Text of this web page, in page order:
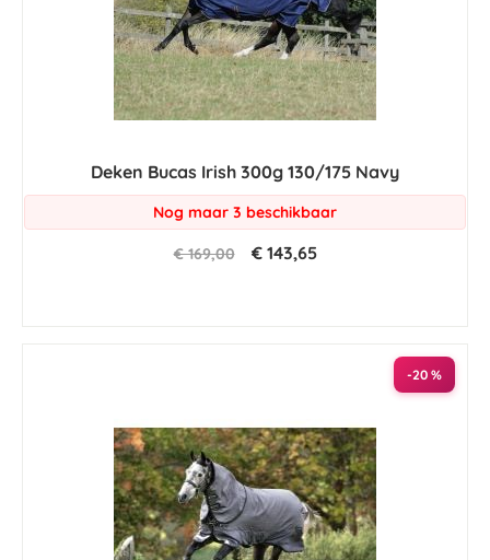
Deken Bucas Irish 300g 130/175 Navy
Nog maar 3 beschikbaar
€ 169,00 € 143,65
-20 %